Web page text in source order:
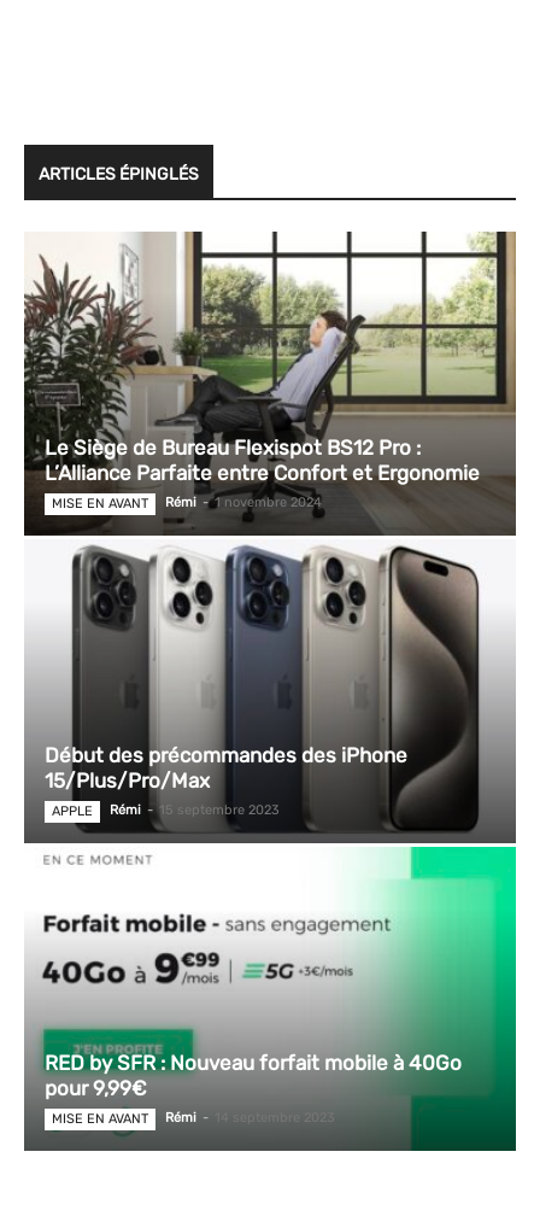
ARTICLES ÉPINGLÉS
Le Siège de Bureau Flexispot BS12 Pro :
L’Alliance Parfaite entre Confort et Ergonomie
MISE EN AVANT Rémi - 1 novembre 2024
Début des précommandes des iPhone
15/Plus/Pro/Max
APPLE Rémi - 15 septembre 2023
RED by SFR : Nouveau forfait mobile à 40Go
pour 9,99€
MISE EN AVANT Rémi - 14 septembre 2023